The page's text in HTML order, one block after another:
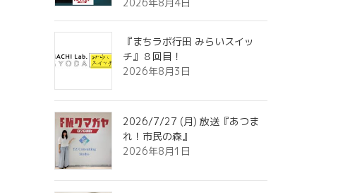
『まちラボ行田 みらいスイッ
チ』８回目！
2026年8月3日
2026/7/27 (月) 放送『あつま
れ！市民の森』
2026年8月1日